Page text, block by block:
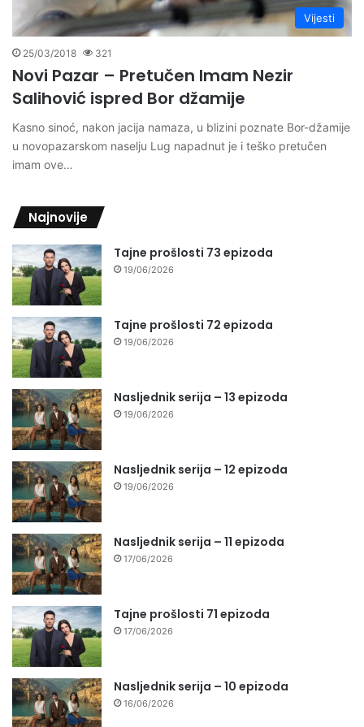
Vijesti
25/03/2018 321
Novi Pazar – Pretučen Imam Nezir
Salihović ispred Bor džamije
Kasno sinoć, nakon jacija namaza, u blizini poznate Bor-džamije
u novopazarskom naselju Lug napadnut je i teško pretučen
imam ove…
Najnovije
Tajne prošlosti 73 epizoda
19/06/2026
Tajne prošlosti 72 epizoda
19/06/2026
Nasljednik serija – 13 epizoda
19/06/2026
Nasljednik serija – 12 epizoda
19/06/2026
Nasljednik serija – 11 epizoda
17/06/2026
Tajne prošlosti 71 epizoda
17/06/2026
Nasljednik serija – 10 epizoda
16/06/2026